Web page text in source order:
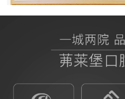
BB授权茀莱堡口腔医院